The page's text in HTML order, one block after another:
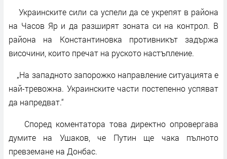
Украинските сили са успели да се укрепят в района
на Часов Яр и да разширят зоната си на контрол. В
района на Константиновка противникът задържа
височини, които пречат на руското настъпление.
„На западното запорожко направление ситуацията е
най-тревожна. Украинските части постепенно успяват
да напредват.“
Според коментатора това директно опровергава
думите на Ушаков, че Путин ще чака пълното
превземане на Донбас.